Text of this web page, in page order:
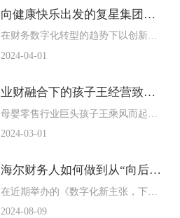
向健康快乐出发的复星集团，在财务数字化转型的驱动下完美实现“高乘长”
在财务数字化转型的趋势下以创新驱动的家庭消费产业集团——复星集团，早已走在了数字化转型的最前线。 复星集团是一家以深耕健康、快乐、富足、智造四大板块的综合性投资集团，先后投资了豫园商城、建龙集团、海南矿业、永安保险、分众传媒等公司，投资业务涵盖了与人们生活相关的吃、穿、用、住、行等领域。 （图片源自复星集团官网） 已过而立之年的复星集团聚焦“高乘长”，通过“1+N”的业务模式激发四大板块间的“乘数效应”，在未来将力争实现“乘数性”的高速增长。 价值导向，坚持创新 全方位赋能引领财务数字化转型 复星集团将财务管理的定位与使命总结为管控财务风险、推动管理创新、落实降本增效、助力投融管退这四方面。2016年成立的复星集团财务共享服务中心已经从“成本中心”完美蜕变成“利润中心”，实现与集团多元化业态的相辅相成。 （图片源自复星集团官网） 在财务数字化转型过程中构建出多层次财务深度赋能的运营模式。以财务合伙人制度为基础，在多个层级上为前端业务和被投企业赋能。同时为旗下子公司的业务团队配备了专业的财务BP，他们除了承担会计和合规的功能外，也肩负着沟通内外的职能，时刻关注业务团队的经营绩效变化，为业务团队进行投融资提供专业的财务分析意见。 小步快跑，共情共赢 一路稳扎稳打推动财务共享体系落地 复星集团在财务共享建设上，从一开始的试点进行到迭代优化都像是摸着石头过河般地匍匐前进，在建立过程中用小步快跑的形式不断推动财务转型。对于转型路上遇到的变革阻力以及转型后的人员分流、转岗等问题都未雨绸缪的想出了配套的解决方案。 在财务共享中心搭建上，采用智慧中台共享运营的模式，将人工智能和财务工作完美的融合在一起。通过技术的加持简化财务审核、会计核算、资金结算、总账税务、合并报表等流程，为前线业务团队提供精准的数据支撑以及高质量的服务。 （图片源自网络） 复星集团财务共享服务中心总经理徐伟曾说：“财务共享也好，财务转型也好，其实最终的目标都是为了进一步提升运营效率、更好地支持业务。不能为了共享而共享，我们应该本着价值创造、赋能业务的基本准则来行事。”在财务共享中心模型的建立中，每一步怎么走、关键节点要怎么确认、里程碑该如何建立、项目需要怎么推进这些问题都是至关重要的，此时的财务人要跳出“财务思维”，从全局出发内外兼修 “共生共情共赢”的能力。 轮岗锻炼，定向培养 完成财务数字化转型从1.0到3.0的蝶变 数字化转型不仅要依靠技术手段和工具，还需要财务人具备数字化时代的思维模式、思考方式以及行动指南。专业化程度高、团队覆盖范围广是复星集团财务团队的一大亮点。 复星集团致力于财务人才的轮岗锻炼、定向培养。在员工招聘中注重校企合作，在新人入职之初就为其梳理了一套清晰的职业发展路径。财务共享中心因此被称为“黄埔军校”，向集团总部、集团的核心企业和上市公司输送了大批量的优秀财务人才。除此之外共享中心还建立了针对员工和团队的运营绩效评价机制，使量化的指标绩效都有了考核的依据。 （图片源自网络） 复星集团财务共享中心已经形成了专业化分工的规模效应，完成了从1.0到3.0的蝶变，通过财务数字化转型带来的降本增效作用极为显著，为集团未来的盈利增长带来了巨大的想象空间。 （图片源自网络） 参考资料： 《复星财务共享中心三大特点》FSSC共享服务中心 复星集团官网介绍 《复星集团财务共享服务中心总经理徐伟：FSSC变身利润中心的闯关“三力”必杀技》刘阳 END ©图片版权归原作者所有，如对版权有异议，请联系后台议定处理。 本文由财码Python撰写发布，如需转载请务必注明以上信息。
2024-04-01
业财融合下的孩子王经营致胜之道！
2024-03-01
海尔财务人如何做到从“向后看”到“向前看”的升维蜕变？
2024-08-09